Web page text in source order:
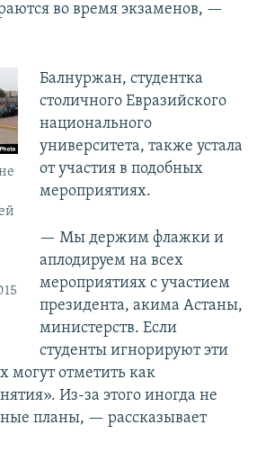
во время экзаменов, —
Балнуржан, студентка
столичного Евразийского
национального
университета, также устала
от участия в подобных
мероприятиях.
— Мы держим флажки и
аплодируем на всех
мероприятиях с участием
президента, акима Астаны,
министерств. Если
студенты игнорируют эти
могут отметить как
Из-за этого иногда не
планы, — рассказывает